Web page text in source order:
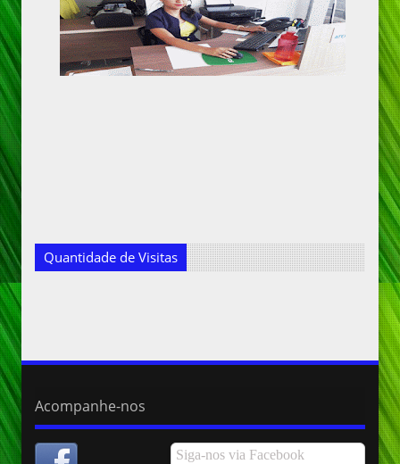
Quantidade de Visitas
Acompanhe-nos
Siga-nos via Facebook